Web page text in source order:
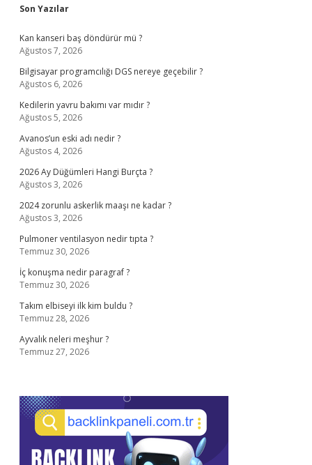
Sidebar
Son Yazılar
Kan kanseri baş döndürür mü ?
Ağustos 7, 2026
Bilgisayar programcılığı DGS nereye geçebilir ?
Ağustos 6, 2026
Kedilerin yavru bakımı var mıdır ?
Ağustos 5, 2026
Avanos’un eski adı nedir ?
Ağustos 4, 2026
2026 Ay Düğümleri Hangi Burçta ?
Ağustos 3, 2026
2024 zorunlu askerlik maaşı ne kadar ?
Ağustos 3, 2026
Pulmoner ventilasyon nedir tıpta ?
Temmuz 30, 2026
İç konuşma nedir paragraf ?
Temmuz 30, 2026
Takım elbiseyi ilk kim buldu ?
Temmuz 28, 2026
Ayvalık neleri meşhur ?
Temmuz 27, 2026